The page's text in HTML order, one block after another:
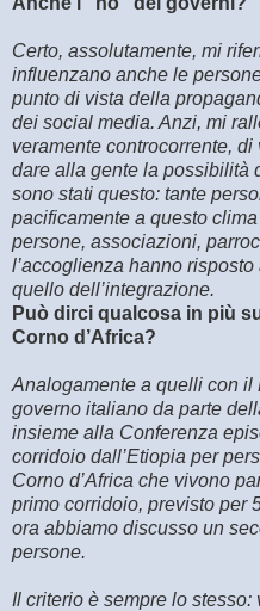
Certo, assolutamente, mi
influenzano anche le
punto di vista della
dei social media. Anzi, mi
veramente controcorrente,
dare alla gente la possibilità
sono stati questo: tante
pacificamente a questo
persone, associazioni,
l’accoglienza hanno
quello dell’integrazione.
Può dirci qualcosa in più
Corno d’Africa?
Analogamente a quelli con il
governo italiano da parte
insieme alla Conferenza
corridoio dall’Etiopia per
Corno d’Africa che vivono
primo corridoio, previsto per
ora abbiamo discusso un
persone.
Il criterio è sempre lo